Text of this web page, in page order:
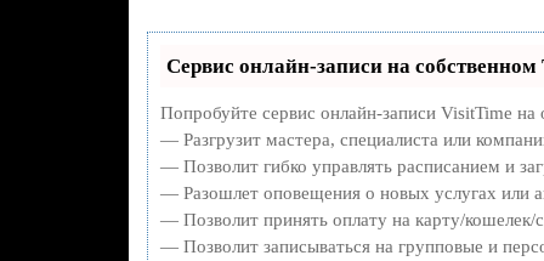
Сервис онлайн-записи на собственном
Попробуйте сервис онлайн-записи VisitTime
— Разгрузит мастера, специалиста или
— Позволит гибко управлять расписанием и
— Разошлет оповещения о новых услугах или
— Позволит принять оплату на карту/кошелек/
— Позволит записываться на групповые и